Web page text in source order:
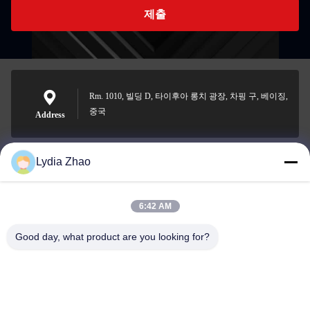
제출
Address
Rm. 1010, 빌딩 D, 타이후아 롱치 광장, 차핑 구, 베이징,
중국
jesingd@vip.sina.com
Lydia Zhao
6:42 AM
Good day, what product are you looking for?